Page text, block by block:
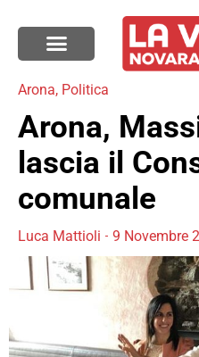
Arona, Politica
Arona,
lascia il
comunale
Luca Mattioli 9 Novembre